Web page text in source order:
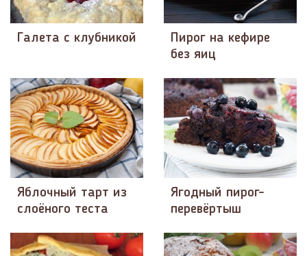
Галета с клубникой
Пирог на кефире
без яиц
Яблочный тарт из
слоёного теста
Ягодный пирог-
перевёртыш